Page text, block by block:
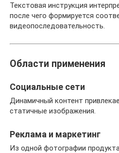
Текстовая инструкция
после чего формируется
видеопоследовательность.
Области применения
Социальные сети
Динамичный контент
статичные изображения.
Реклама и маркетинг
Из одной фотографии